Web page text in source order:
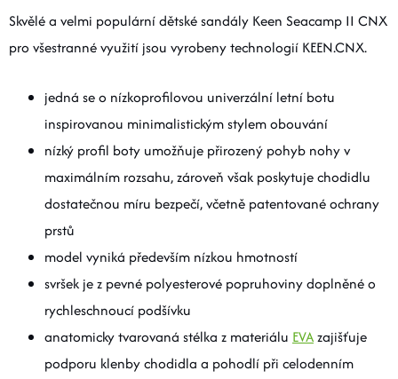
Skvělé a velmi populární dětské sandály Keen Seacamp II CNX
pro všestranné využití jsou vyrobeny technologií KEEN.CNX.
jedná se o nízkoprofilovou univerzální letní botu
inspirovanou minimalistickým stylem obouvání
nízký profil boty umožňuje přirozený pohyb nohy v
maximálním rozsahu, zároveň však poskytuje chodidlu
dostatečnou míru bezpečí, včetně patentované ochrany
prstů
model vyniká především nízkou hmotností
svršek je z pevné polyesterové popruhoviny doplněné o
rychleschnoucí podšívku
anatomicky tvarovaná stélka z materiálu EVAzajišťuje
podporu klenby chodidla a pohodlí při celodenním